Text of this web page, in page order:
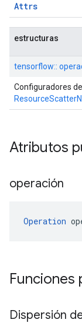
Attrs
estructuras
tensorflow::
Configuradores
Atributos
operación
Operation
Funciones
Dispersión